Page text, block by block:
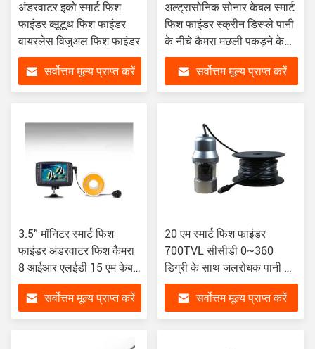
अंडरवाटर इको स्मार्ट फिश
फाइंडर ब्लूटूथ फिश फाइंडर
वायरलेस विजुअल फिश फाइंडर
सर्वोत्तम मूल्य प्राप्त करें
अल्ट्रासोनिक सोनार केबल स्मार्ट
फिश फाइंडर स्क्रीन डिस्प्ले पानी
के नीचे कैमरा मछली पकड़ने के
लिए TL88
सर्वोत्तम मूल्य प्राप्त करें
3.5" मॉनिटर स्मार्ट फिश
फाइंडर अंडरवाटर फिश कैमरा
8 आईआर एलईडी 15 एम केबल
फिश फाइंडर
सर्वोत्तम मूल्य प्राप्त करें
20 एम स्मार्ट फिश फाइंडर
700TVL सीसीडी 0~360
डिग्री के साथ जलरोधक पानी के
नीचे मछली पकड़ने कैमरा
सर्वोत्तम मूल्य प्राप्त करें